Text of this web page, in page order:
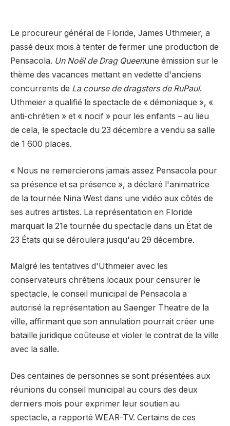
Le procureur général de Floride, James Uthmeier, a
passé deux mois à tenter de fermer une production de
Pensacola. Un Noël de Drag Queenune émission sur le
thème des vacances mettant en vedette d'anciens
concurrents de La course de dragsters de RuPaul.
Uthmeier a qualifié le spectacle de « démoniaque », «
anti-chrétien » et « nocif » pour les enfants – au lieu
de cela, le spectacle du 23 décembre a vendu sa salle
de 1 600 places.
« Nous ne remercierons jamais assez Pensacola pour
sa présence et sa présence », a déclaré l'animatrice
de la tournée Nina West dans une vidéo aux côtés de
ses autres artistes. La représentation en Floride
marquait la 21e tournée du spectacle dans un État de
23 États qui se déroulera jusqu'au 29 décembre.
Malgré les tentatives d'Uthmeier avec les
conservateurs chrétiens locaux pour censurer le
spectacle, le conseil municipal de Pensacola a
autorisé la représentation au Saenger Theatre de la
ville, affirmant que son annulation pourrait créer une
bataille juridique coûteuse et violer le contrat de la ville
avec la salle.
Des centaines de personnes se sont présentées aux
réunions du conseil municipal au cours des deux
derniers mois pour exprimer leur soutien au
spectacle, a rapporté WEAR-TV. Certains de ces